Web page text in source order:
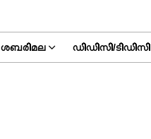
ശബരിമല ഡിഡിസി/ടിഡിസി